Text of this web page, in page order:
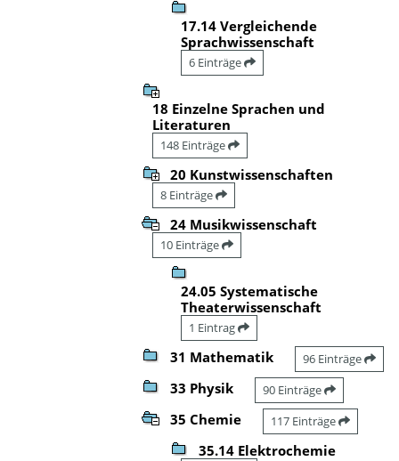
17.14 Vergleichende
Sprachwissenschaft
6 Einträge
18 Einzelne Sprachen und
Literaturen
148 Einträge
20 Kunstwissenschaften
8 Einträge
24 Musikwissenschaft
10 Einträge
24.05 Systematische
Theaterwissenschaft
1 Eintrag
31 Mathematik 96 Einträge
33 Physik 90 Einträge
35 Chemie 117 Einträge
35.14 Elektrochemie